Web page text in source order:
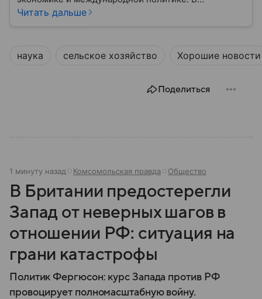
материале — основные сведения об этой стране.
Читать дальше
наука сельское хозяйство Хорошие новости
Поделиться
1 минуту назад Комсомольская правда Общество
В Британии предостерегли
Запад от неверных шагов в
отношении РФ: ситуация на
грани катастрофы
Политик Фергюсон: курс Запада против РФ
провоцирует полномасштабную войну.